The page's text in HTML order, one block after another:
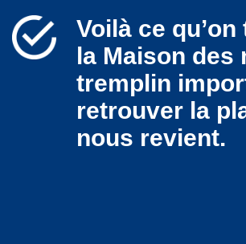
Voilà ce
la Maison des
tremplin
retrouver la
nous revient.